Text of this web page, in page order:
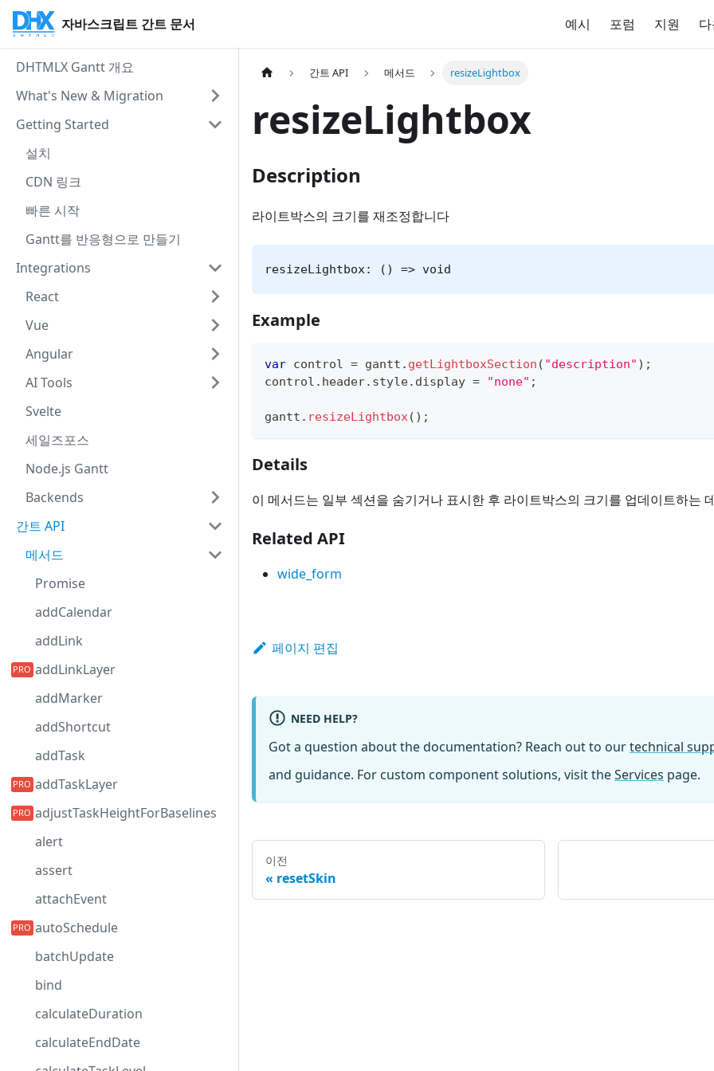
자바스크립트 간트 문서 예시 포럼 지원
DHTMLX Gantt 개요
What's New & Migration
Getting Started
설치
CDN 링크
빠른 시작
Gantt를 반응형으로 만들기
Integrations
React
Vue
Angular
AI Tools
Svelte
세일즈포스
Node.js Gantt
Backends
간트 API
메서드
Promise
addCalendar
addLink
addLinkLayer
addMarker
addShortcut
addTask
addTaskLayer
adjustTaskHeightForBaselines
alert
assert
attachEvent
autoSchedule
batchUpdate
bind
calculateDuration
calculateEndDate
간트 API 메서드 resizeLightbox
resizeLightbox
Description
라이트박스의 크기를 재조정합니다
resizeLightbox: () => void
Example
var control = gantt . getLightboxSection ( "description" ) ;
control . header. style. display = "none" ;
gantt . resizeLightbox( ) ;
Details
이 메서드는 일부 섹션을 숨기거나 표시한 후 라이트박스의 크기를 업데이트하는
Related API
wide_form
페이지 편집
NEED HELP?
Got a question about the documentation? Reach out to ourtechnical
and guidance. For custom component solutions, visit theServices page.
이전
resetSkin